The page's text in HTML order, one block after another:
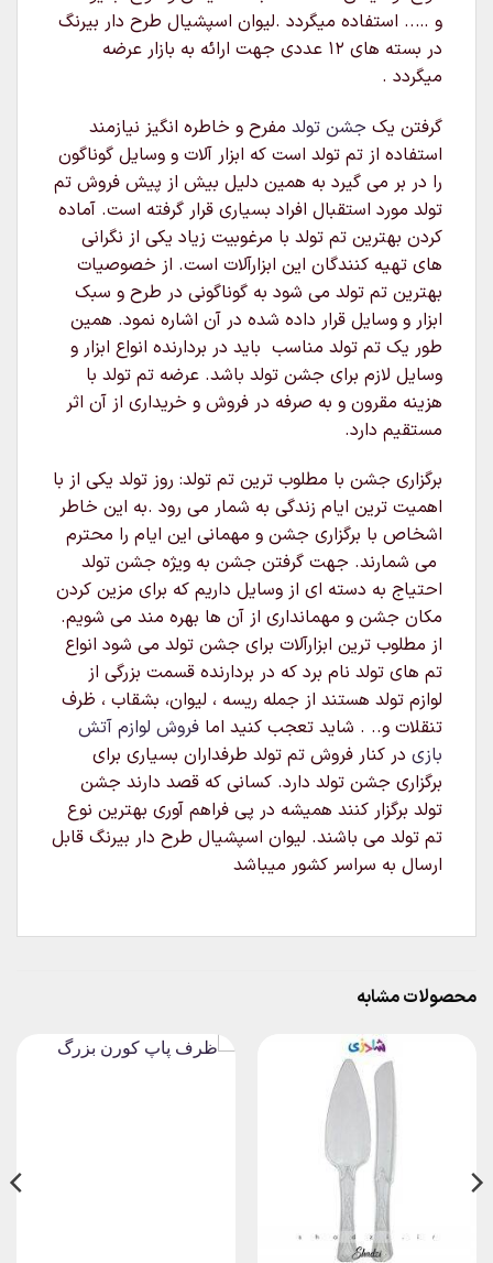
و ….. استفاده میگردد .لیوان اسپشیال طرح دار بیرنگ
در بسته های ۱۲ عددی جهت ارائه به بازار عرضه
میگردد .
گرفتن یک جشن تولد مفرح و خاطره انگیز نیازمند
استفاده از تم تولد است که ابزار آلات و وسایل گوناگون
را در بر می گیرد به همین دلیل بیش از پیش فروش تم
تولد مورد استقبال افراد بسیاری قرار گرفته است. آماده
کردن بهترین تم تولد با مرغوبیت زیاد یکی از نگرانی
های تهیه کنندگان این ابزارآلات است. از خصوصیات
بهترین تم تولد می شود به گوناگونی در طرح و سبک
ابزار و وسایل قرار داده شده در آن اشاره نمود. همین
طور یک تم تولد مناسب باید در بردارنده انواع ابزار و
وسایل لازم برای جشن تولد باشد. عرضه تم تولد با
هزینه مقرون و به صرفه در فروش و خریداری از آن اثر
مستقیم دارد.
برگزاری جشن با مطلوب ترین تم تولد: روز تولد یکی از با
اهمیت ترین ایام زندگی به شمار می رود .به این خاطر
اشخاص با برگزاری جشن و مهمانی این ایام را محترم
می شمارند. جهت گرفتن جشن به ویژه جشن تولد
احتیاج به دسته ای از وسایل داریم که برای مزین کردن
مکان جشن و مهمانداری از آن ها بهره مند می شویم.
از مطلوب ترین ابزارآلات برای جشن تولد می شود انواع
تم های تولد نام برد که در بردارنده قسمت بزرگی از
لوازم تولد هستند از جمله ریسه ، لیوان، بشقاب ، ظرف
تنقلات و.. . شاید تعجب کنید اما فروش لوازم آتش
بازی در کنار فروش تم تولد طرفداران بسیاری برای
برگزاری جشن تولد دارد. کسانی که قصد دارند جشن
تولد برگزار کنند همیشه در پی فراهم آوری بهترین نوع
تم تولد می باشند. لیوان اسپشیال طرح دار بیرنگ قابل
ارسال به سراسر کشور میباشد
محصولات مشابه